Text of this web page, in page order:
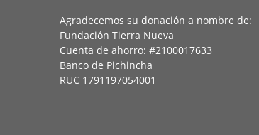
Agradecemos su donación a nombre de:
Fundación Tierra Nueva
Cuenta de ahorro: #2100017633
Banco de Pichincha
RUC 1791197054001